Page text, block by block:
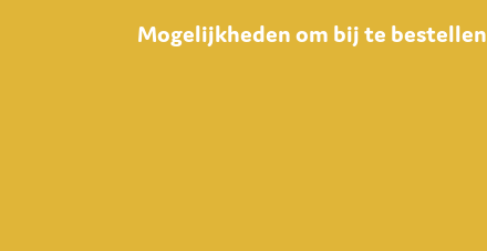
Mogelijkheden om bij te bestellen